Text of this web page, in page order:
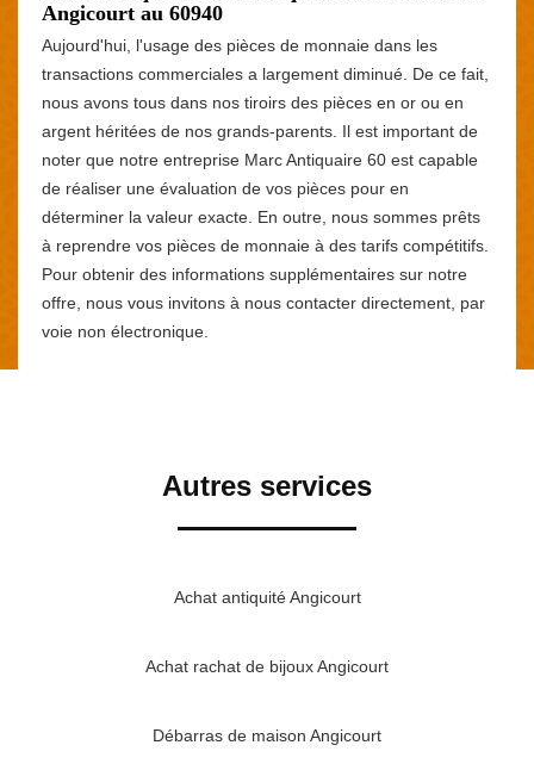
Angicourt au 60940
Aujourd'hui, l'usage des pièces de monnaie dans les
transactions commerciales a largement diminué. De ce fait,
nous avons tous dans nos tiroirs des pièces en or ou en
argent héritées de nos grands-parents. Il est important de
noter que notre entreprise Marc Antiquaire 60 est capable
de réaliser une évaluation de vos pièces pour en
déterminer la valeur exacte. En outre, nous sommes prêts
à reprendre vos pièces de monnaie à des tarifs compétitifs.
Pour obtenir des informations supplémentaires sur notre
offre, nous vous invitons à nous contacter directement, par
voie non électronique.
Autres services
Achat antiquité Angicourt
Achat rachat de bijoux Angicourt
Débarras de maison Angicourt